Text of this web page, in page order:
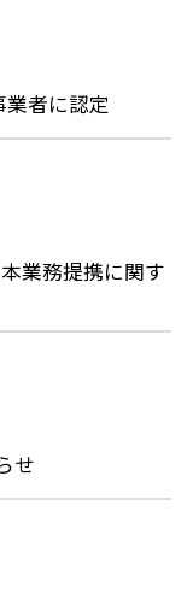
業者に認定
業務提携に関す
せ